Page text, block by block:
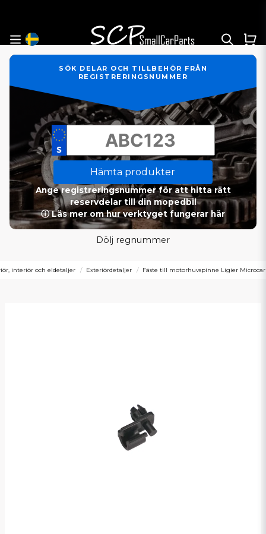
SÖK DELAR OCH TILLBEHÖR FRÅN
REGISTRERINGSNUMMER
Hämta produkter
Ange registreringsnummer för att hitta rätt
reservdelar till din mopedbil
ⓘ Läs mer om hur verktyget fungerar här
Dölj regnummer
interiör och eldetaljer Exteriördetaljer Fäste till motorhuvspinne Ligier Microcar